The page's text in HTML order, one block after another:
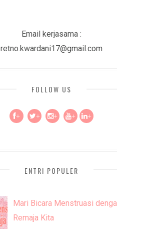
Email kerjasama :
retno.kwardani17@gmail.com
FOLLOW US
+ + + + +
ENTRI POPULER
Mari Bicara Menstruasi dengan
Remaja Kita